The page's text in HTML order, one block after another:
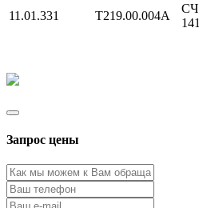
11.01.331 Т219.00.004А
Запрос цены